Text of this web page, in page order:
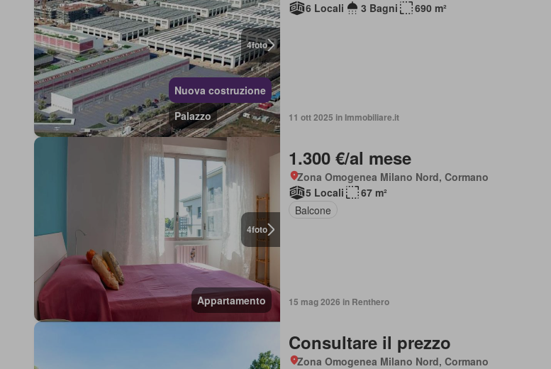
4foto
Nuova costruzione
Palazzo
6 Locali
3 Bagni 690 m²
11 ott 2025 in Immobiliare.it
4foto
Appartamento
1.300 €/al mese
Zona Omogenea Milano Nord, Cormano
5 Locali
67 m²
Balcone
15 mag 2026 in Renthero
Consultare il prezzo
Zona Omogenea Milano Nord, Cormano